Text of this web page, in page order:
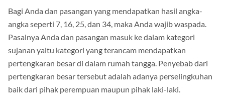
Bagi Anda dan pasangan yang mendapatkan hasil angka-
angka seperti 7, 16, 25, dan 34, maka Anda wajib waspada.
Pasalnya Anda dan pasangan masuk ke dalam kategori
sujanan yaitu kategori yang terancam mendapatkan
pertengkaran besar di dalam rumah tangga. Penyebab dari
pertengkaran besar tersebut adalah adanya perselingkuhan
baik dari pihak perempuan maupun pihak laki-laki.